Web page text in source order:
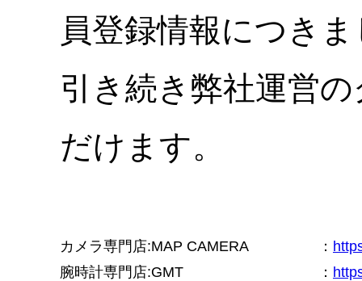
員登録情報につき
引き続き弊社運営
だけます。
カメラ専門店:MAP CAMERA ：
腕時計専門店:GMT
：